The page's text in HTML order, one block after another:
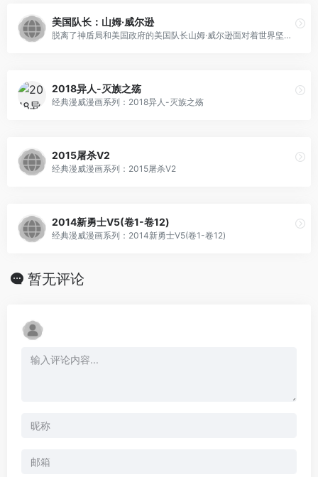
美国队长：山姆·威尔逊
脱离了神盾局和美国政府的美国队长山姆·威尔逊面对着世界坚定的宣布了自己的立场，而随之而来的却是更多的挫折与磨难，他将如何面对？
2018异人-灭族之殇
经典漫威漫画系列：2018异人-灭族之殇
2015屠杀V2
经典漫威漫画系列：2015屠杀V2
2014新勇士V5(卷1-卷12)
经典漫威漫画系列：2014新勇士V5(卷1-卷12)
暂无评论